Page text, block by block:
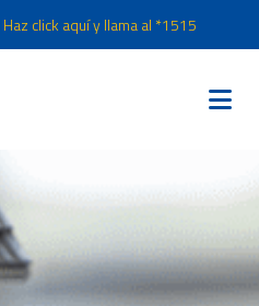
Haz click aquí y llama al *1515